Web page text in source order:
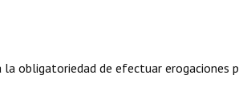
obligatoriedad de efectuar erogaciones